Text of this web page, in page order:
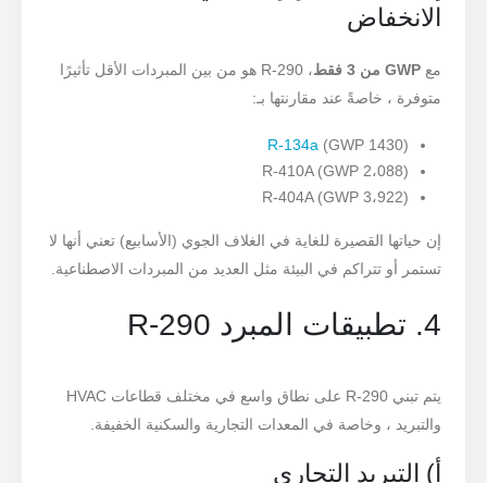
الانخفاض
معGWP من 3 فقط
، R-290 هو من بين المبردات الأقل تأثيرًا
متوفرة ، خاصةً عند مقارنتها بـ:
R-134a (GWP 1430)
R-410A (GWP 2،088)
R-404A (GWP 3،922)
إن حياتها القصيرة للغاية في الغلاف الجوي (الأسابيع) تعني أنها لا
تستمر أو تتراكم في البيئة مثل العديد من المبردات الاصطناعية.
4. تطبيقات المبرد R-290
يتم تبني R-290 على نطاق واسع في مختلف قطاعات HVAC
والتبريد ، وخاصة في المعدات التجارية والسكنية الخفيفة.
أ) التبريد التجاري